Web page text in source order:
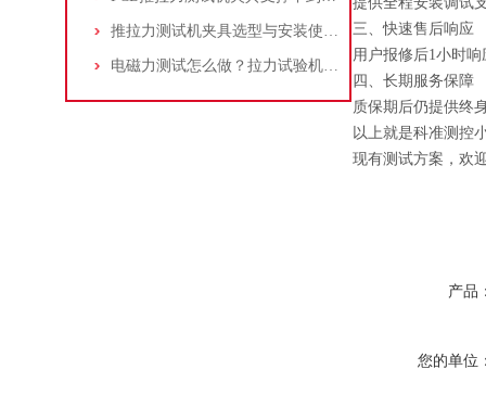
推拉力测试机夹具选型与安装使用详细指南
电磁力测试怎么做？拉力试验机选量程/精度/夹具配置指南
三、快速售后响应
用户报修后1小时
四、长期服务保障
质保期后仍提供终
以上就是科准测控
现有测试方案，欢
产品
您的单位